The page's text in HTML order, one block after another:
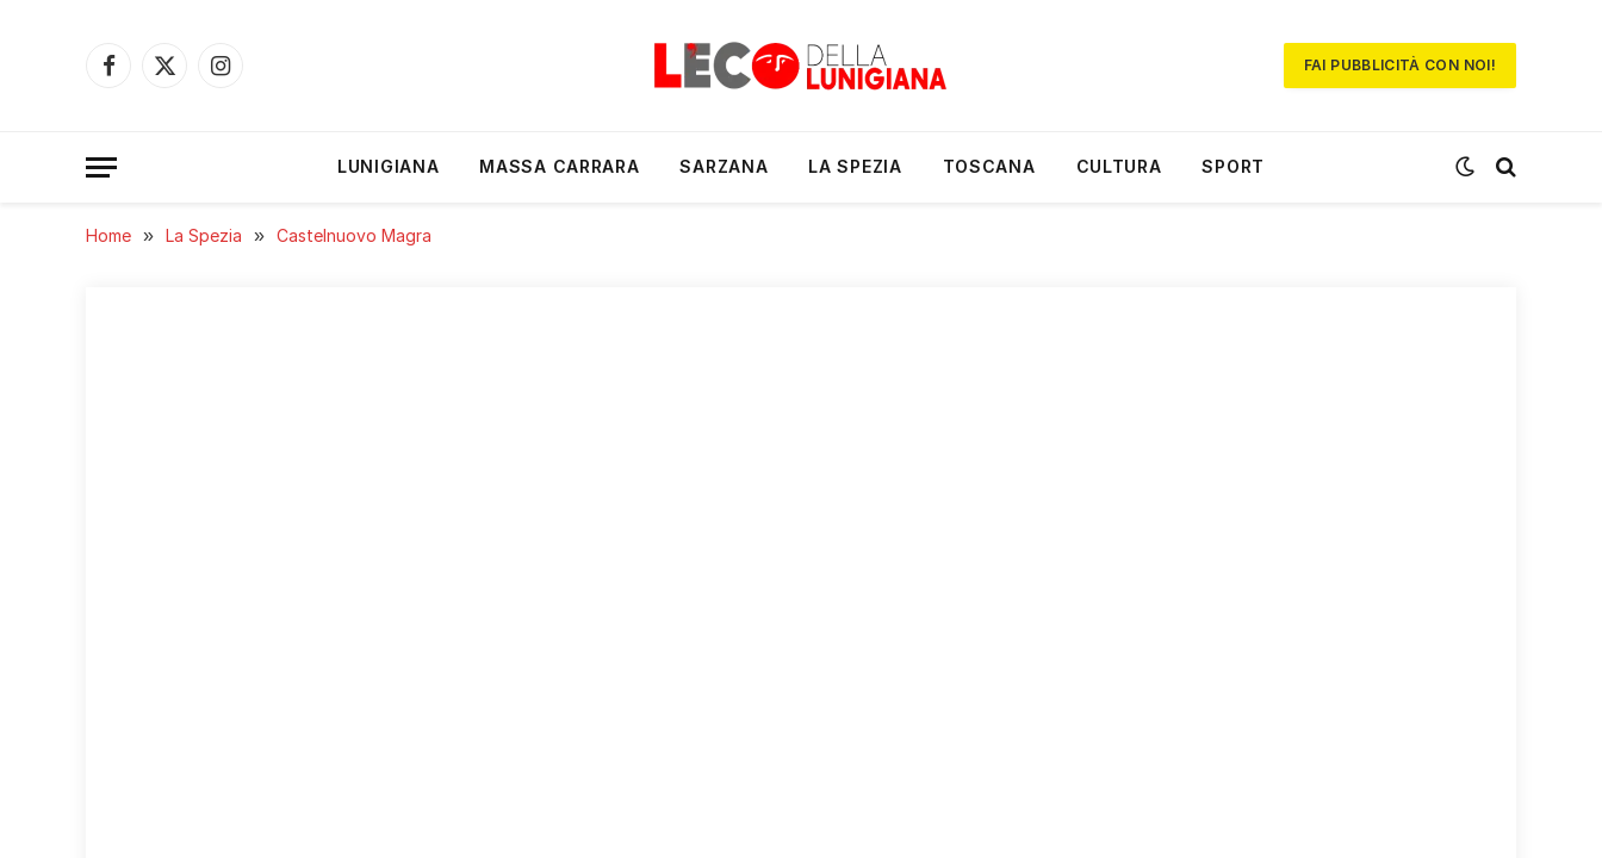
Facebook
X
Instagram
FAI PUBBLICITÀ CON NOI!
LUNIGIANA MASSA CARRARA SARZANA LA SPEZIA TOSCANA CULTURA SPORT
Home » La Spezia » Castelnuovo Magra